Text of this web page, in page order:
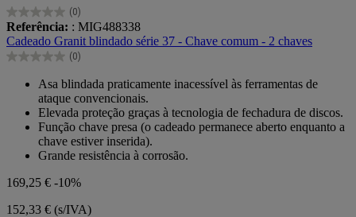
(0)
0.0
em
5
estrelas.
Referência: : MIG488338
Cadeado Granit blindado série 37 - Chave comum - 2 chaves
(0)
0.0
estrelas.
Asa blindada praticamente inacessível às ferramentas de
ataque convencionais.
Elevada proteção graças à tecnologia de fechadura de discos.
Função chave presa (o cadeado permanece aberto enquanto a
chave estiver inserida).
Grande resistência à corrosão.
169,25 € -10%
152,33 € (s/IVA)